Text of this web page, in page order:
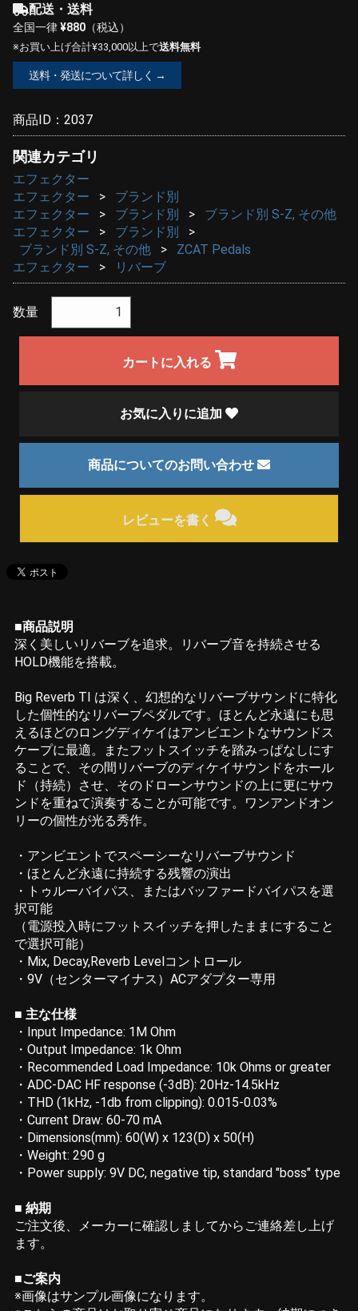
配送・送料
全国一律¥880 （税込）
※お買い上げ合計¥33,000以上で送料無料
送料・発送について詳しく →
商品ID： 2037
関連カテゴリ
エフェクター
エフェクター
ブランド別
エフェクター
ブランド別
ブランド別 S-Z, その他
エフェクター
ブランド別
ブランド別 S-Z, その他
ZCAT Pedals
エフェクター
リバーブ
数量
カートに入れる
お気に入りに追加
商品についてのお問い合わせ
レビューを書く
■商品説明
深く美しいリバーブを追求。リバーブ音を持続させる
HOLD機能を搭載。
Big Reverb TI は深く、幻想的なリバーブサウンドに特化
した個性的なリバーブペダルです。ほとんど永遠にも思
えるほどのロングディケイはアンビエントなサウンドス
ケープに最適。またフットスイッチを踏みっぱなしにす
ることで、その間リバーブのディケイサウンドをホール
ド（持続）させ、そのドローンサウンドの上に更にサウ
ンドを重ねて演奏することが可能です。ワンアンドオン
リーの個性が光る秀作。
・アンビエントでスペーシーなリバーブサウンド
・ほとんど永遠に持続する残響の演出
・トゥルーバイパス、またはバッファードバイパスを選
択可能
（電源投入時にフットスイッチを押したままにすること
で選択可能）
・Mix, Decay,Reverb Levelコントロール
・9V（センターマイナス）ACアダプター専用
■ 主な仕様
・Input Impedance: 1M Ohm
・Output Impedance: 1k Ohm
・Recommended Load Impedance: 10k Ohms or greater
・ADC-DAC HF response (-3dB): 20Hz-14.5kHz
・THD (1kHz, -1db from clipping): 0.015-0.03%
・Current Draw: 60-70 mA
・Dimensions(mm): 60(W) x 123(D) x 50(H)
・Weight: 290 g
・Power supply: 9V DC, negative tip, standard "boss" type
■ 納期
ご注文後、メーカーに確認しましてからご連絡差し上げ
ます。
■ご案内
※画像はサンプル画像になります。